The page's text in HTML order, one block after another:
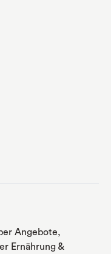
Angebote,
Ernährung &